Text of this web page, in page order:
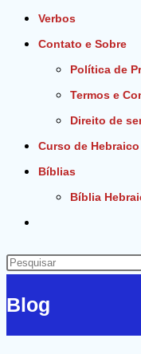
Verbos
Contato e Sobre
Política de
Termos e
Direito de
Curso de Hebraico
Bíblias
Bíblia
do
site
Pesquisar
site
Blog